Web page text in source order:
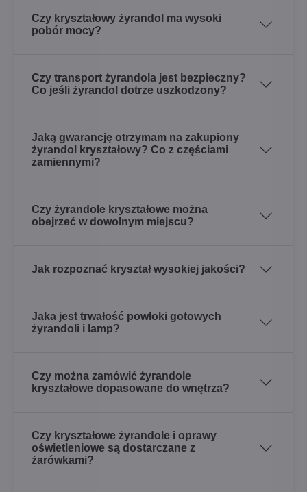
Czy kryształowy żyrandol ma wysoki
pobór mocy?
Czy transport żyrandola jest bezpieczny?
Co jeśli żyrandol dotrze uszkodzony?
Jaką gwarancję otrzymam na zakupiony
żyrandol kryształowy? Co z częściami
zamiennymi?
Czy żyrandole kryształowe można
obejrzeć w dowolnym miejscu?
Jak rozpoznać kryształ wysokiej jakości?
Jaka jest trwałość powłoki gotowych
żyrandoli i lamp?
Czy można zamówić żyrandole
kryształowe dopasowane do wnętrza?
Czy kryształowe żyrandole i oprawy
oświetleniowe są dostarczane z
żarówkami?